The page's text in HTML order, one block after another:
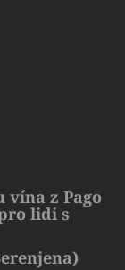
vína z Pago
lidi s